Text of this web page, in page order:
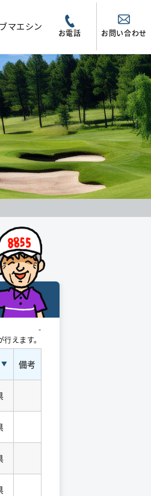
マエシン
お電話 お問い合わせ
-
えます。
備考